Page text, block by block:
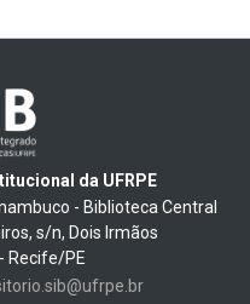
da UFRPE
- Biblioteca Central
s/n, Dois Irmãos
Recife/PE